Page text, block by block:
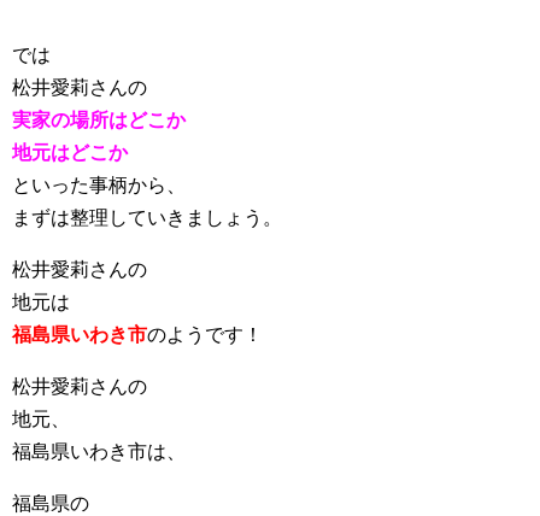
では
松井愛莉さんの
実家の場所はどこか
地元はどこか
といった事柄から、
まずは整理していきましょう。
松井愛莉さんの
地元は
福島県いわき市のようです！
松井愛莉さんの
地元、
福島県いわき市は、
福島県の